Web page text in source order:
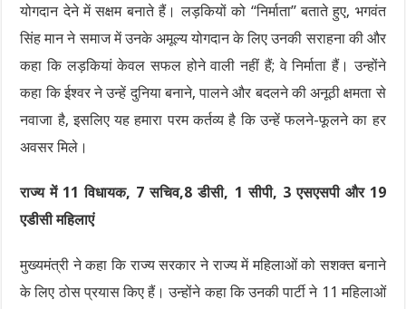
योगदान देने में सक्षम बनाते हैं। लड़कियों को “निर्माता” बताते हुए, भगवंत
सिंह मान ने समाज में उनके अमूल्य योगदान के लिए उनकी सराहना की और
कहा कि लड़कियां केवल सफल होने वाली नहीं हैं; वे निर्माता हैं। उन्होंने
कहा कि ईश्वर ने उन्हें दुनिया बनाने, पालने और बदलने की अनूठी क्षमता से
नवाजा है, इसलिए यह हमारा परम कर्तव्य है कि उन्हें फलने-फूलने का हर
अवसर मिले।
राज्य में 11 विधायक, 7 सचिव,8 डीसी, 1 सीपी, 3 एसएसपी और 19
एडीसी महिलाएं
मुख्यमंत्री ने कहा कि राज्य सरकार ने राज्य में महिलाओं को सशक्त बनाने
के लिए ठोस प्रयास किए हैं। उन्होंने कहा कि उनकी पार्टी ने 11 महिलाओं